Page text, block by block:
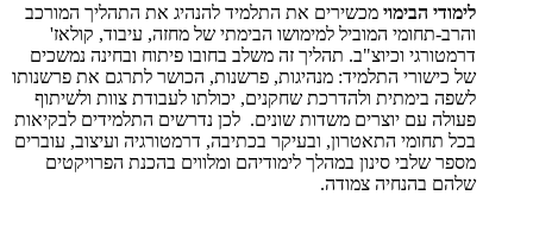
לימודי הבימוי מכשירים את התלמיד להנהיג את התהליך המורכב
והרב-תחומי המוביל למימושו הבימתי של מחזה, עיבוד, קולאז'
דרמטורגי וכיוצ"ב. תהליך זה משלב בחובו פיתוח ובחינה נמשכים
של כישורי התלמיד: מנהיגות, פרשנות, הכושר לתרגם את פרשנותו
לשפה בימתית ולהדרכת שחקנים, יכולתו לעבודת צוות ולשיתוף
פעולה עם יוצרים משדות שונים. לכן נדרשים התלמידים לבקיאות
בכל תחומי התאטרון, ובעיקר בכתיבה, דרמטורגיה ועיצוב, עוברים
מספר שלבי סינון במהלך לימודיהם ומלווים בהכנת הפרויקטים
שלהם בהנחיה צמודה.